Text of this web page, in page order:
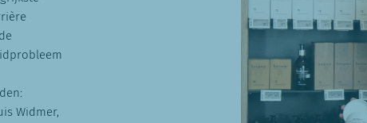
Widmer,